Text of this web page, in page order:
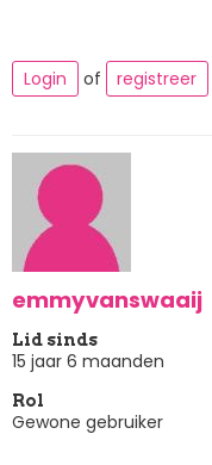
Login of registreer
emmyvanswaaij
Lid sinds
15 jaar 6 maanden
Rol
Gewone gebruiker